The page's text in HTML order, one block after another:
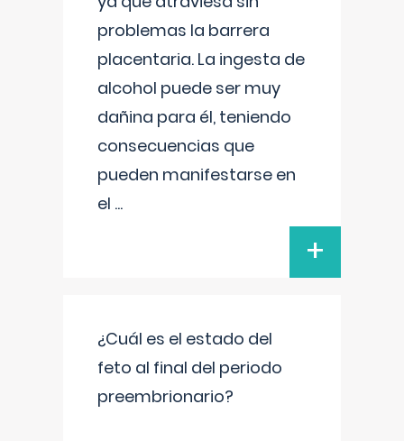
problemas la barrera
placentaria. La ingesta de
alcohol puede ser muy
dañina para él, teniendo
consecuencias que
pueden manifestarse en
el ...
+
¿Cuál es el estado del
feto al final del periodo
preembrionario?